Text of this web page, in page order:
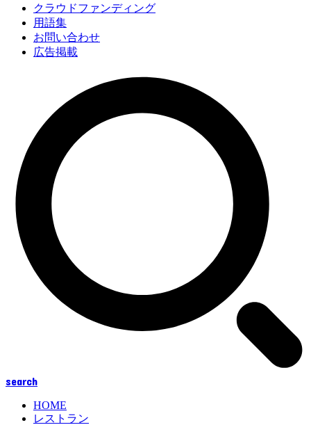
クラウドファンディング
用語集
お問い合わせ
広告掲載
search
HOME
レストラン